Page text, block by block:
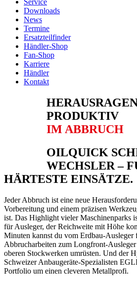
Service
Downloads
News
Termine
Ersatzteilfinder
Händler-Shop
Fan-Shop
Karriere
Händler
Kontakt
PRODUKTIV
IM ABBRUCH
OILQUICK
WECHSLER –
HÄRTESTE EINSÄTZE.
Jeder Abbruch ist eine neue
Vorbereitung und einem präzisen
ist. Das Highlight vieler Maschinenparks
für Ausleger, der Reichweite mit Höhe
Minuten kannst du vom Erdbau-Ausleger
Abbrucharbeiten zum Longfront-
oberen Stockwerken umrüsten. Und der
Schweizer Anbaugeräte-Spezialisten
Portfolio um einen cleveren Metallprofi.